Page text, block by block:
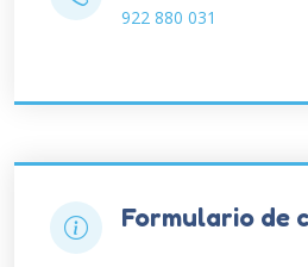
922 880 031
Formulario de